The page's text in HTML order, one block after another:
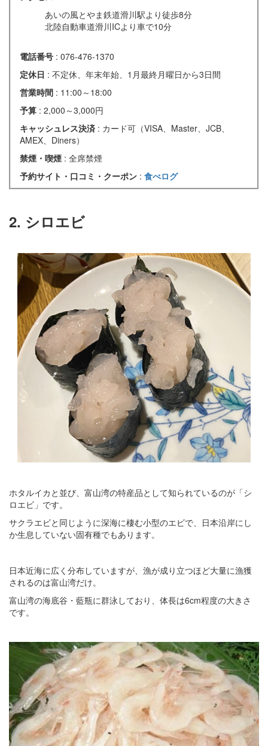
あいの風とやま鉄道滑川駅より徒歩8分
北陸自動車道滑川ICより車で10分
電話番号 : 076-476-1370
定休日 : 不定休、年末年始、1月最終月曜日から3日間
営業時間 : 11:00～18:00
予算 : 2,000～3,000円
キャッシュレス決済 : カード可（VISA、Master、JCB、
AMEX、Diners）
禁煙・喫煙 : 全席禁煙
予約サイト・口コミ・クーポン : 食べログ
2. シロエビ
ホタルイカと並び、富山湾の特産品として知られているのが「シ
ロエビ」です。
サクラエビと同じように深海に棲む小型のエビで、日本沿岸にし
か生息していない固有種でもあります。
日本近海に広く分布していますが、漁が成り立つほど大量に漁獲
されるのは富山湾だけ。
富山湾の海底谷・藍瓶に群泳しており、体長は6cm程度の大きさ
です。